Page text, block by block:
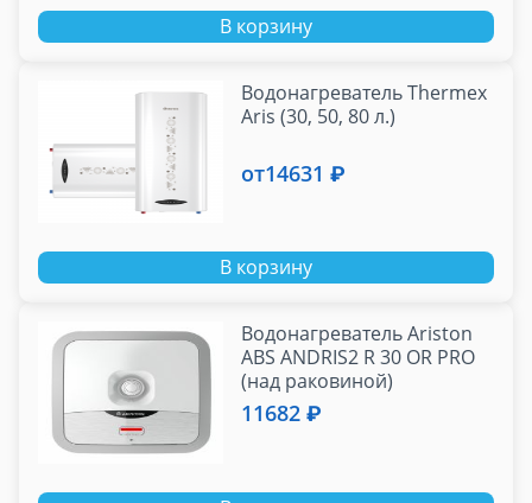
В корзину
Водонагреватель Thermex
Aris (30, 50, 80 л.)
от14631 ₽
В корзину
Водонагреватель Ariston
ABS ANDRIS2 R 30 OR PRO
(над раковиной)
11682 ₽